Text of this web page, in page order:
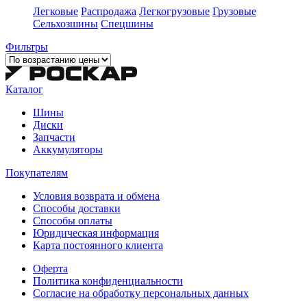
Легковые Распродажа Легкогрузовые Грузовые
Сельхозшины Спецшины
Фильтры
Каталог
Шины
Диски
Запчасти
Аккумуляторы
Покупателям
Условия возврата и обмена
Способы доставки
Способы оплаты
Юридическая информация
Карта постоянного клиента
Оферта
Политика конфиденциальности
Согласие на обработку персональных данных